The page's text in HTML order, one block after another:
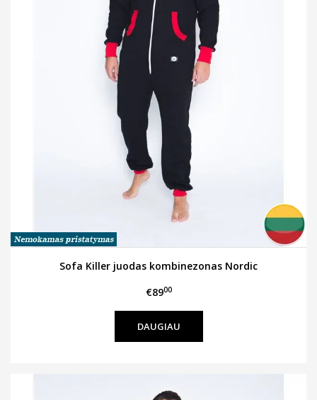
Sofa Killer juodas kombinezonas Nordic
€8900
DAUGIAU